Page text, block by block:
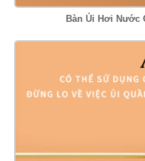
Bàn Ủi Hơi Nước